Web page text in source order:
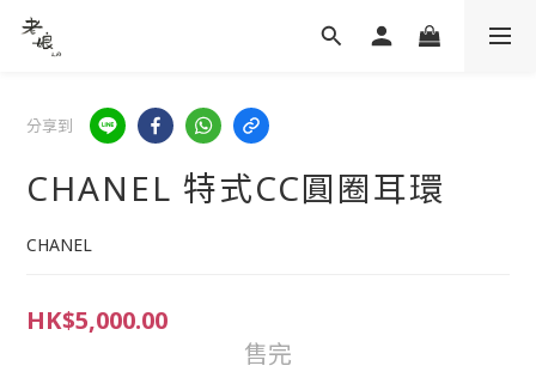
分享到
CHANEL 特式CC圓圈耳環
CHANEL
HK$5,000.00
售完